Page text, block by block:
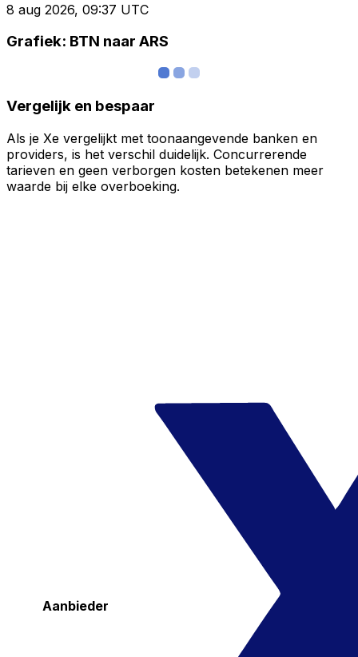
8 aug 2026, 09:37 UTC
Grafiek: BTN naar ARS
Vergelijk en bespaar
Als je Xe vergelijkt met toonaangevende banken en
providers, is het verschil duidelijk. Concurrerende
tarieven en geen verborgen kosten betekenen meer
waarde bij elke overboeking.
Aanbieder